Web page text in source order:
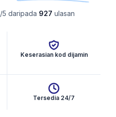
/5 daripada 927 ulasan
Keserasian kod dijamin
Tersedia 24/7